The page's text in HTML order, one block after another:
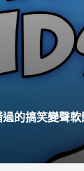
的搞笑變聲軟